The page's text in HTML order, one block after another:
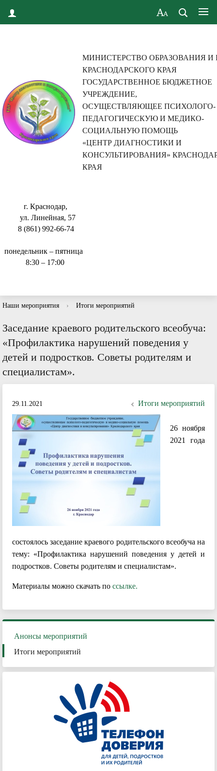
МИНИСТЕРСТВО ОБРАЗОВАНИЯ И
КРАСНОДАРСКОГО КРАЯ
ГОСУДАРСТВЕННОЕ БЮДЖЕТНОЕ
УЧРЕЖДЕНИЕ,
ОСУЩЕСТВЛЯЮЩЕЕ ПСИХОЛОГО-
ПЕДАГОГИЧЕСКУЮ И МЕДИКО-
СОЦИАЛЬНУЮ ПОМОЩЬ
«ЦЕНТР ДИАГНОСТИКИ И
КОНСУЛЬТИРОВАНИЯ»
КРАЯ
г. Краснодар,
ул. Линейная, 57
8 (861) 992-66-74
понедельник – пятница
8:30 – 17:00
Наши мероприятия › Итоги мероприятий
Заседание краевого родительского всеобуча:
«Профилактика нарушений поведения у
детей и подростков. Советы родителям и
специалистам».
29.11.2021 Итоги мероприятий
26 ноября
2021 года
состоялось заседание краевого родительского всеобуча на
тему: «Профилактика нарушений поведения у детей и
подростков. Советы родителям и специалистам».
Материалы можно скачать по ссылке.
Анонсы мероприятий
Итоги мероприятий